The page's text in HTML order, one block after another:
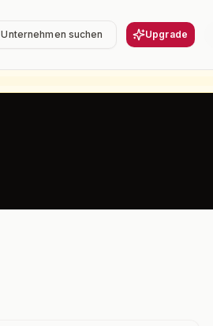
Unternehmen suchen Upgrade